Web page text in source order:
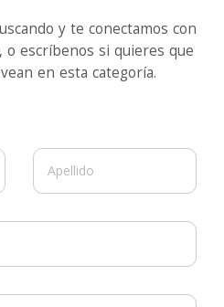
y te conectamos con
o escríbenos si quieres que
en esta categoría.